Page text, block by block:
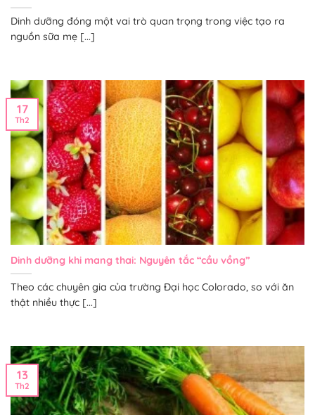
Dinh dưỡng đóng một vai trò quan trọng trong việc tạo ra
nguồn sữa mẹ [...]
Dinh dưỡng khi mang thai: Nguyên tắc “cầu vồng”
Theo các chuyên gia của trường Đại học Colorado, so với ăn
thật nhiều thực [...]
17
Th2
13
Th2